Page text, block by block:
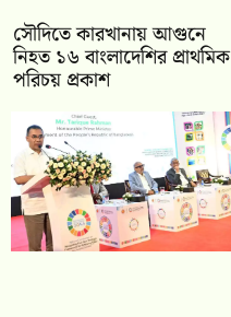
সৌদিতে কারখানায় আগুনে
নিহত ১৬ বাংলাদেশির প্রাথমিক
পরিচয় প্রকাশ